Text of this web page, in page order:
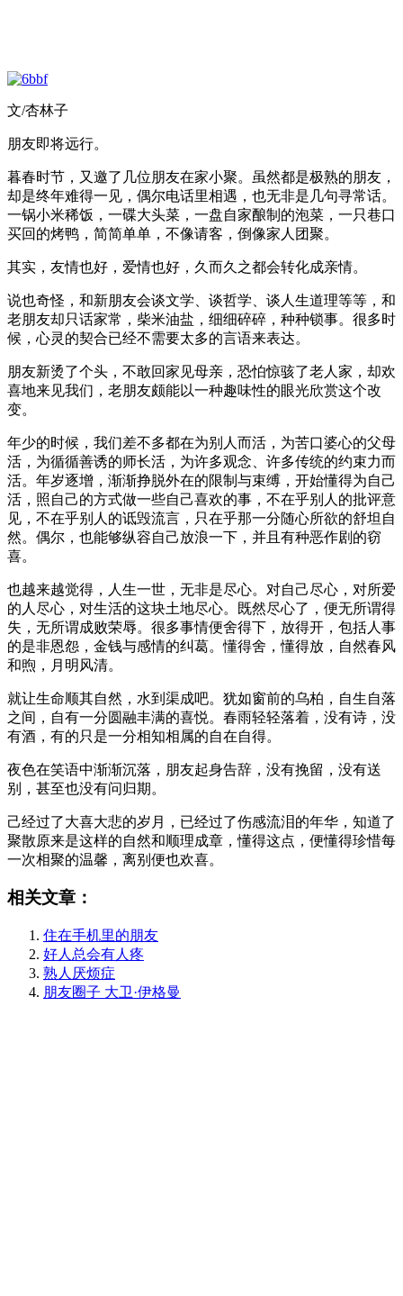
文/杏林子
朋友即将远行。
暮春时节，又邀了几位朋友在家小聚。虽然都是极熟的朋友，
却是终年难得一见，偶尔电话里相遇，也无非是几句寻常话。
一锅小米稀饭，一碟大头菜，一盘自家酿制的泡菜，一只巷口
买回的烤鸭，简简单单，不像请客，倒像家人团聚。
其实，友情也好，爱情也好，久而久之都会转化成亲情。
说也奇怪，和新朋友会谈文学、谈哲学、谈人生道理等等，和
老朋友却只话家常，柴米油盐，细细碎碎，种种锁事。很多时
候，心灵的契合已经不需要太多的言语来表达。
朋友新烫了个头，不敢回家见母亲，恐怕惊骇了老人家，却欢
喜地来见我们，老朋友颇能以一种趣味性的眼光欣赏这个改
变。
年少的时候，我们差不多都在为别人而活，为苦口婆心的父母
活，为循循善诱的师长活，为许多观念、许多传统的约束力而
活。年岁逐增，渐渐挣脱外在的限制与束缚，开始懂得为自己
活，照自己的方式做一些自己喜欢的事，不在乎别人的批评意
见，不在乎别人的诋毁流言，只在乎那一分随心所欲的舒坦自
然。偶尔，也能够纵容自己放浪一下，并且有种恶作剧的窃
喜。
也越来越觉得，人生一世，无非是尽心。对自己尽心，对所爱
的人尽心，对生活的这块土地尽心。既然尽心了，便无所谓得
失，无所谓成败荣辱。很多事情便舍得下，放得开，包括人事
的是非恩怨，金钱与感情的纠葛。懂得舍，懂得放，自然春风
和煦，月明风清。
就让生命顺其自然，水到渠成吧。犹如窗前的乌柏，自生自落
之间，自有一分圆融丰满的喜悦。春雨轻轻落着，没有诗，没
有酒，有的只是一分相知相属的自在自得。
夜色在笑语中渐渐沉落，朋友起身告辞，没有挽留，没有送
别，甚至也没有问归期。
己经过了大喜大悲的岁月，已经过了伤感流泪的年华，知道了
聚散原来是这样的自然和顺理成章，懂得这点，便懂得珍惜每
一次相聚的温馨，离别便也欢喜。
相关文章：
住在手机里的朋友
好人总会有人疼
熟人厌烦症
朋友圈子 大卫·伊格曼